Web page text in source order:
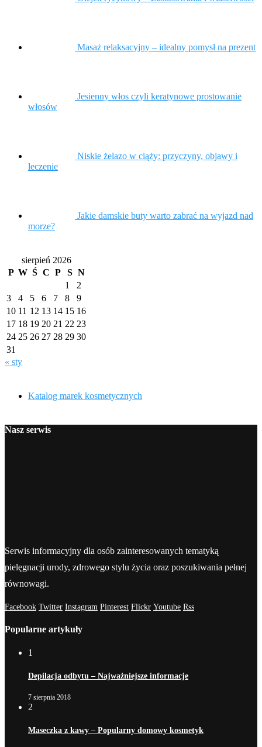
Masaż relaksacyjny – idealny pomysł na prezent
Jesienny włos czyli keratynowe prostowanie
włosów
Niskie żelazo w ciąży: przyczyny, objawy i
leczenie
Jakie damskie buty warto zabrać na wyjazd nad
morze?
sierpień 2026
P W Ś C P S N
1
2
3
4 5 6 7 8
9
10 11 12 13 14 15 16
17 18 19 20 21 22 23
24 25 26 27 28 29 30
31
« sty
Katalog marek kosmetycznych
Nasz serwis
Serwis informacyjny dla osób zainteresowanych tematyką
pielęgnacji urody, zdrowego stylu życia oraz poszukiwania pełnej
równowagi.
Facebook Twitter Instagram Pinterest Flickr Youtube Rss
Popularne artykuły
1
Depilacja odbytu – Najważniejsze informacje
7 sierpnia 2018
2
Maseczka z kawy – Popularny domowy kosmetyk